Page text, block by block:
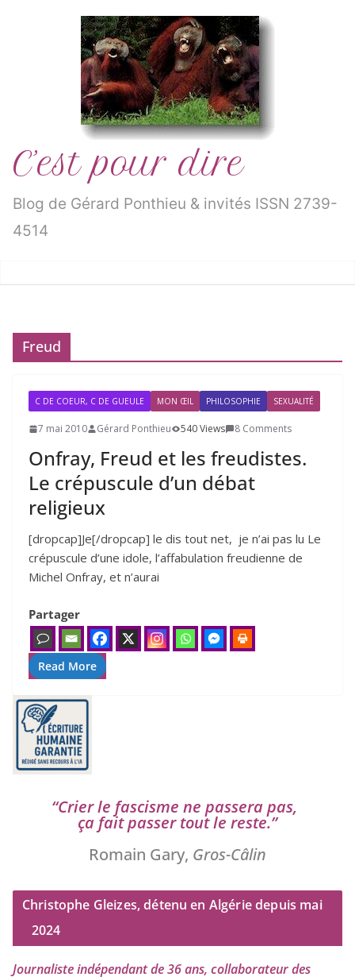
C’est pour dire
Blog de Gérard Ponthieu & invités ISSN 2739-
4514
Freud
C DE COEUR, C DE GUEULE MON ŒIL PHILOSOPHIE SEXUALITÉ
7 mai 2010 Gérard Ponthieu 540 Views 8 Comments
Onfray, Freud et les freudistes.
Le crépuscule d’un débat
religieux
[dropcap]Je[/dropcap] le dis tout net, je n’ai pas lu Le
cré­pus­cule d’une idole, l’af­fa­bu­la­tion freu­dienne de
Michel Onfray, et n’aurai
Partager
Read More
“Crier le fas­cisme ne pas­se­ra pas,
ça fait pas­ser tout le reste.”
Romain Gary, Gros-Câlin
Christophe Gleizes, détenu en Algérie depuis mai
2024
Journaliste indé­pen­dant de36ans, col­la­bo­ra­teur des